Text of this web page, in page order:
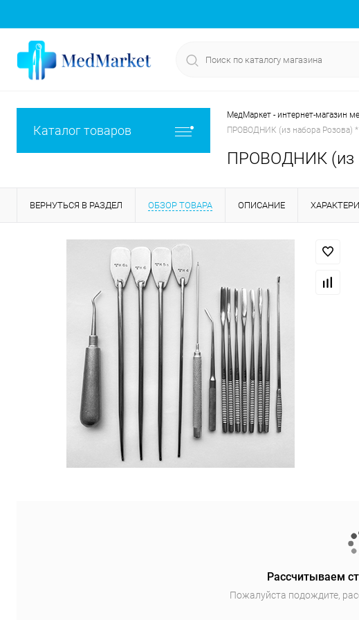
Каталог товаров
МедМаркет - интернет-магазин
ПРОВОДНИК (из набора Розова) *
ПРОВОДНИК (из
ВЕРНУТЬСЯ В РАЗДЕЛ ОБЗОР ТОВАРА ОПИСАНИЕ
Рассчитываем
Пожалуйста подождите,